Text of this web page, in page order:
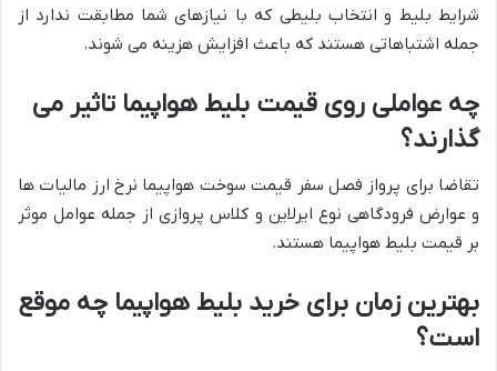
شرایط بلیط و انتخاب بلیطی که با نیازهای شما مطابقت ندارد از
جمله اشتباهاتی هستند که باعث افزایش هزینه می شوند.
چه عواملی روی قیمت بلیط هواپیما تاثیر می
گذارند؟
تقاضا برای پرواز فصل سفر قیمت سوخت هواپیما نرخ ارز مالیات ها
و عوارض فرودگاهی نوع ایرلاین و کلاس پروازی از جمله عوامل موثر
بر قیمت بلیط هواپیما هستند.
بهترین زمان برای خرید بلیط هواپیما چه موقع
است؟